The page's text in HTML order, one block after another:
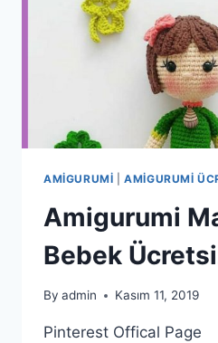
AMIGURUMI |AMIGURUMI
Amigurumi
Bebek
By admin Kasım 11, 2019
Pinterest Offical Page